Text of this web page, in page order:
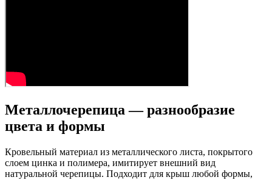
Металлочерепица — разнообразие
цвета и формы
Кровельный материал из металлического листа, покрытого
слоем цинка и полимера, имитирует внешний вид
натуральной черепицы. Подходит для крыш любой формы,